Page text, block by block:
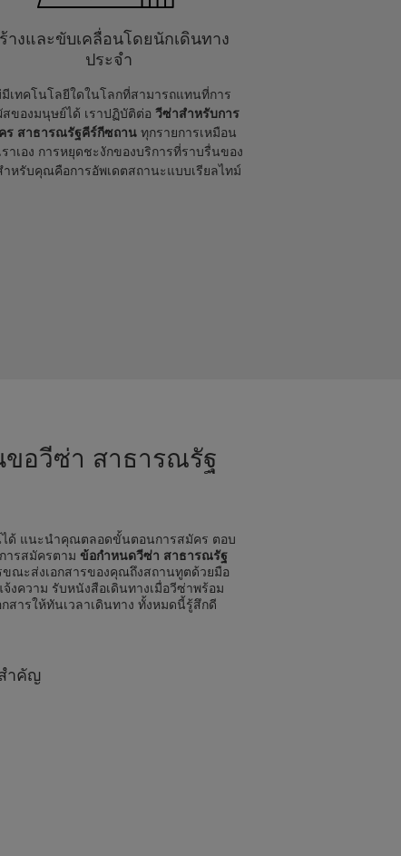
างและขับเคลื่อนโดยนักเดินทาง
ประจำ
เทคโนโลยีใดในโลกที่สามารถแทนที่การ
สของมนุษย์ได้ เราปฏิบัติต่อ วีซ่าสำหรับการ
ร สาธารณรัฐคีร์กีซถานทุกรายการเหมือน
ราเอง การหยุดชะงักของบริการที่ราบรื่นของ
ำหรับคุณคือการอัพเดตสถานะแบบเรียลไทม์
ขอวีซ่า สาธารณรัฐ
ด้ แนะนำคุณตลอดขั้นตอนการสมัคร ตอบ
ารสมัครตาม ข้อกำหนดวีซ่า สาธารณรัฐ
ขณะส่งเอกสารของคุณถึงสถานทูตด้วยมือ
งความ รับหนังสือเดินทางเมื่อวีซ่าพร้อม
สารให้ทันเวลาเดินทาง ทั้งหมดนี้รู้สึกดี
ำคัญ